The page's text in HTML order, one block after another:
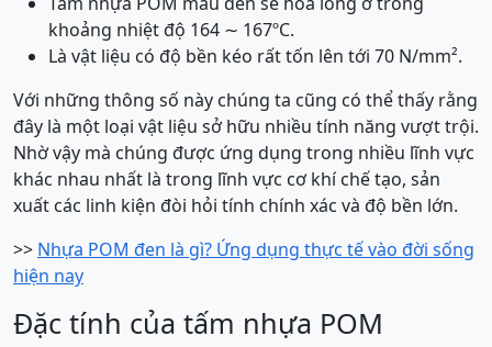
khoảng nhiệt độ 164 ∼ 167ºC.
Là vật liệu có độ bền kéo rất tốn lên tới 70 N/mm².
Với những thông số này chúng ta cũng có thể thấy rằng
đây là một loại vật liệu sở hữu nhiều tính năng vượt trội.
Nhờ vậy mà chúng được ứng dụng trong nhiều lĩnh vực
khác nhau nhất là trong lĩnh vực cơ khí chế tạo, sản
xuất các linh kiện đòi hỏi tính chính xác và độ bền lớn.
>> Nhựa POM đen là gì? Ứng dụng thực tế vào đời sống
hiện nay
Đặc tính của tấm nhựa POM